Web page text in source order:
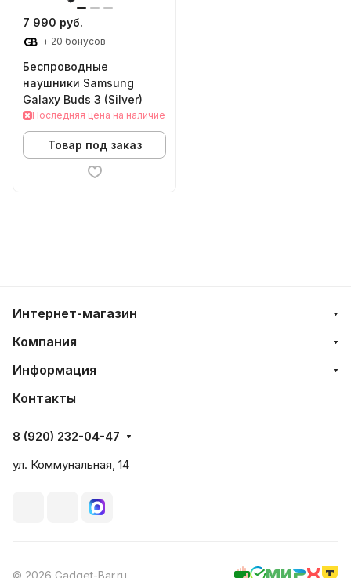
7 990 руб.
+ 20 бонусов
Беспроводные
наушники Samsung
Galaxy Buds 3 (Silver)
Последняя цена на наличие
Товар под заказ
Интернет-магазин
Компания
Информация
Контакты
8 (920) 232-04-47
ул. Коммунальная, 14
© 2026 Gadget-Bar.ru